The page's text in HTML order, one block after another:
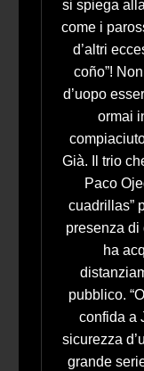
si spiega
come i
d’altri
coño”!
d’uopo
ormai
Già. Il trio
Paco
cuadrillas”
presenza di
ha
pubblico.
confida a
sicurezza
grande